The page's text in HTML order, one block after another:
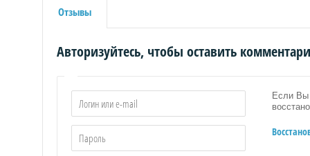
Отзывы
Авторизуйтесь, чтобы оставить
Если Вы